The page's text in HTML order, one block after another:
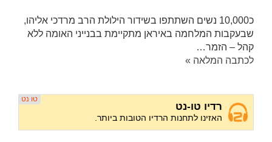
כ10,000 נשים השתתפו בשידור הילולת הרב מרדכי אליהו,
שבעקבות המלחמה באיראן מתקיימת בבנייני האומה ללא
קהל – הזמר…
לכתבה המלאה »